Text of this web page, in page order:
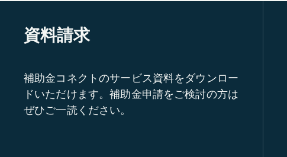
資料請求
補助金コネクトのサービス資料をダウンロー
ドいただけます。補助金申請をご検討の方は
ぜひご一読ください。